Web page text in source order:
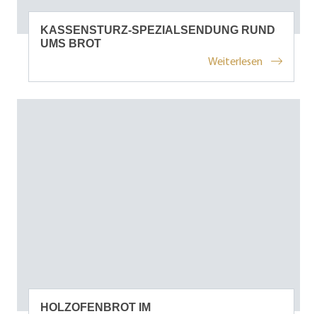
KASSENSTURZ-SPEZIALSENDUNG RUND
UMS BROT
Weiterlesen
HOLZOFENBROT IM